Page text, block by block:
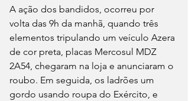
A ação dos bandidos, ocorreu por
volta das 9h da manhã, quando três
elementos tripulando um veículo Azera
de cor preta, placas Mercosul MDZ
2A54, chegaram na loja e anunciaram o
roubo. Em seguida, os ladrões um
gordo usando roupa do Exército, e